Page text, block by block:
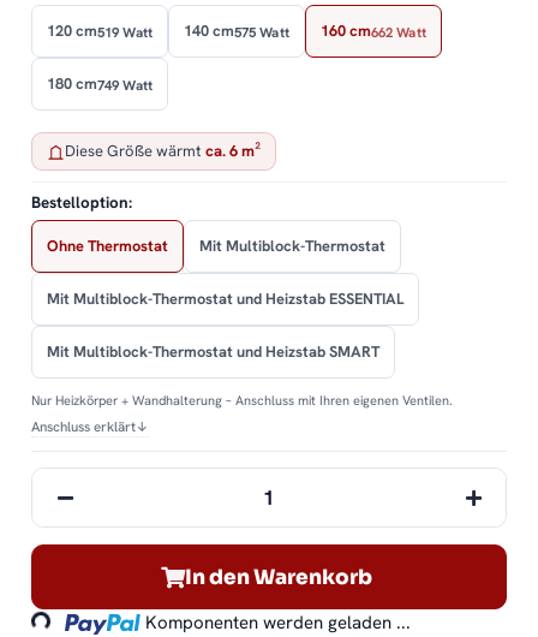
120 cm519 Watt 140 cm575 Watt 160 cm662 Watt
180 cm749 Watt
Diese Größe wärmt ca. 6 m²
Bestelloption:
Ohne Thermostat Mit Multiblock-Thermostat
Mit Multiblock-Thermostat und Heizstab ESSENTIAL
Mit Multiblock-Thermostat und Heizstab SMART
Nur Heizkörper + Wandhalterung – Anschluss mit Ihren eigenen Ventilen.
Anschluss erklärt↓
In den Warenkorb
Loading... Komponenten werden geladen ...